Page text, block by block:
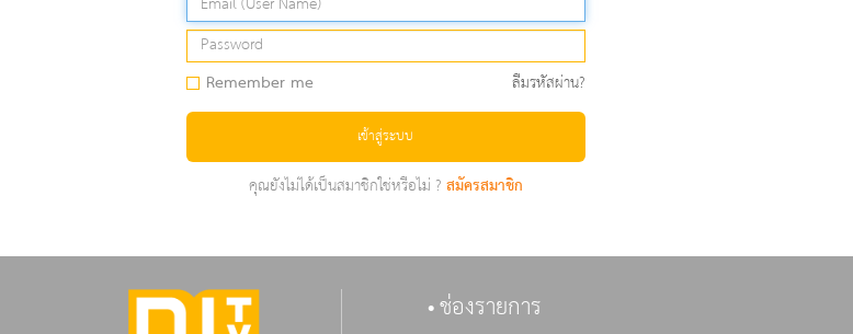
Remember me ลืมรหัสผ่าน?
เข้าสู่ระบบ
คุณยังไม่ได้เป็นสมาชิกใช่หรือไม่ ?สมัครสมาชิก
ช่องรายการ